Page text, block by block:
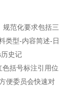
规范化要求包括三
类型-内容简述-日
史记
括号标注引用位
便委员会快速对